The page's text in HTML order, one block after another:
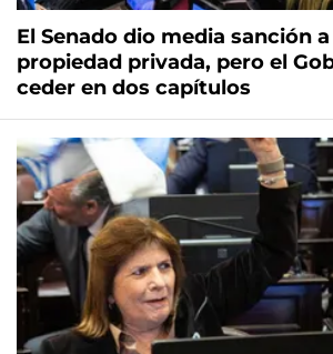
El Senado dio media sanción
propiedad privada, pero el
ceder en dos capítulos